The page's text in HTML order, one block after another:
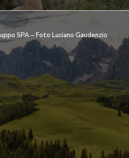
SPA – Foto Luciano Gaudenzio